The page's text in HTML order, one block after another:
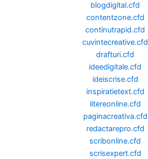
blogdigital.cfd
contentzone.cfd
continutrapid.cfd
cuvintecreative.cfd
drafturi.cfd
ideedigitale.cfd
ideiscrise.cfd
inspiratietext.cfd
litereonline.cfd
paginacreativa.cfd
redactarepro.cfd
scribonline.cfd
scrisexpert.cfd